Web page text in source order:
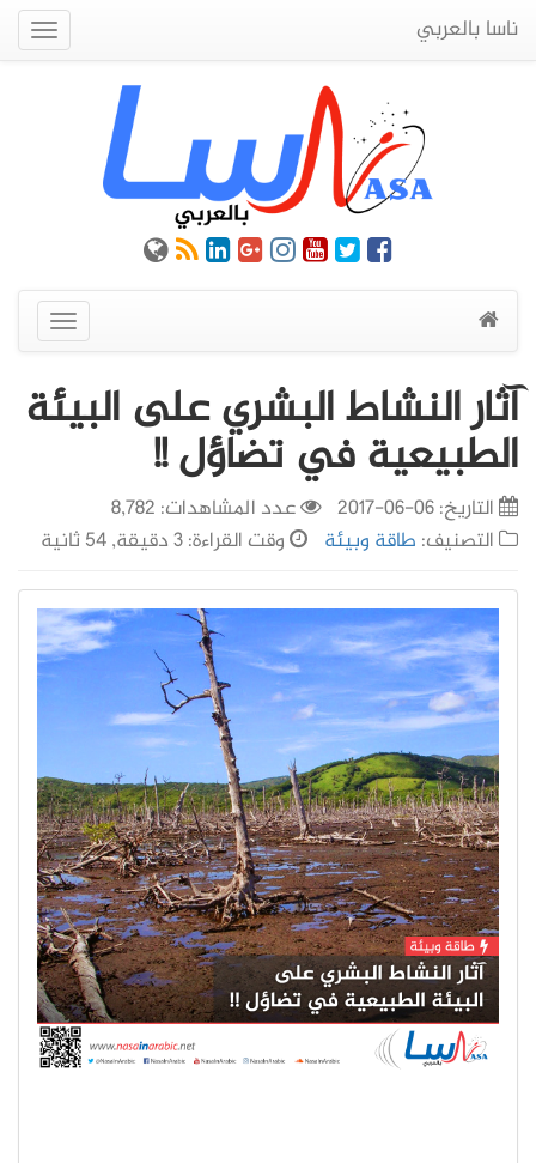
ناسا بالعربي
عرض
القائمة
آثار النشاط البشري على البيئة
الطبيعية في تضاؤل !!
التاريخ:06-06-2017
عدد المشاهدات: 8,782
التصنيف: طاقة وبيئة وقت القراءة: 3 دقيقة, 54 ثانية